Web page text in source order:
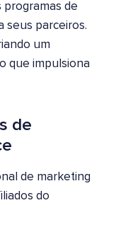
programas de
seus parceiros.
um
que impulsiona
de
de marketing
do